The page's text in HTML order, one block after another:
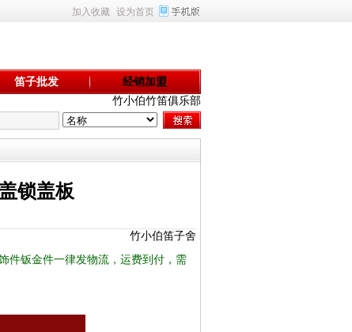
加入收藏 设为首页
笛子批发 经销加盟
竹小伯竹笛俱乐部
锁盖板
竹小伯笛子舍
件钣金件一律发物流，运费到付，需